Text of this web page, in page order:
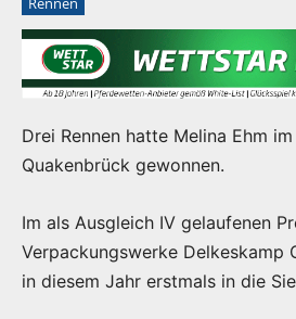
Drei Rennen hatte Melina Ehm
Quakenbrück gewonnen.
Im als Ausgleich IV gelaufenen
Verpackungswerke Delkeskamp
in diesem Jahr erstmals in die